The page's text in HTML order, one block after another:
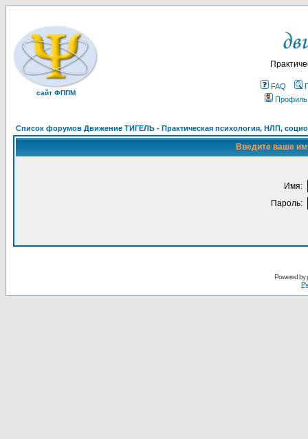
сайт ФППМ
FAQ
Профиль
Список форумов Движение ТИГЕЛЬ - Практическая психология, НЛП,
Введите ваше
Имя:
Пароль:
Powered by